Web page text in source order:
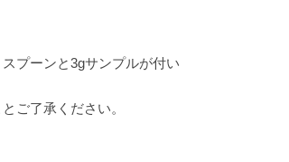
プーンと3gサンプルが付い
ご了承ください。